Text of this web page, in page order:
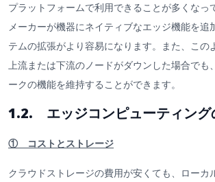
プラットフォームで利用できることが多くなっ
メーカーが機器にネイティブなエッジ機能を追
テムの拡張がより容易になります。また、この
上流または下流のノードがダウンした場合でも
ークの機能を維持することができます。
1.2. エッジコンピューティング
① コストとストレージ
クラウドストレージの費用が安くても、ローカ